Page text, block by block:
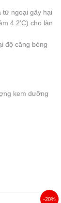
tử ngoại gây hại
4.2’C) cho làn
độ căng bóng
kem dưỡng
-20%